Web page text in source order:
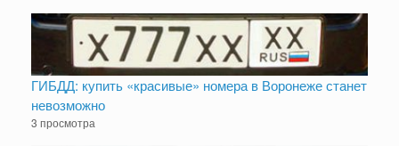
ГИБДД: купить «красивые» номера в Воронеже станет
невозможно
3 просмотра